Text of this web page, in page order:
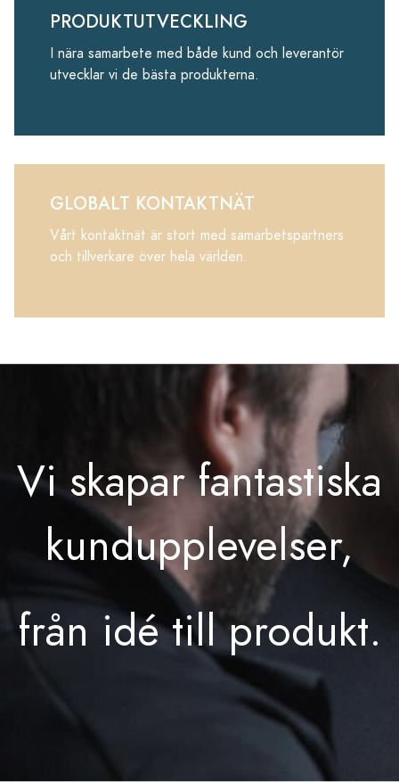
PRODUKTUTVECKLING
I nära samarbete med både kund och leverantör
utvecklar vi de bästa produkterna.
GLOBALT KONTAKTNÄT
Vårt kontaktnät är stort med samarbetspartners
och tillverkare över hela världen.
Vi skapar fantastiska
kundupplevelser,
från idé till produkt.